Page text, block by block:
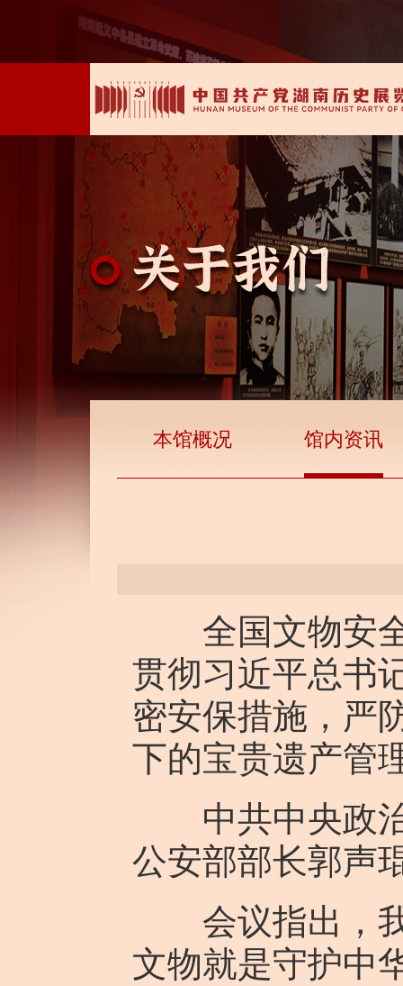
本馆概况 馆内资讯
全国文物安全
贯彻习近平总书
密安保措施，严
下的宝贵遗产管
中共中央政治
公安部部长郭声
会议指出，我
文物就是守护中